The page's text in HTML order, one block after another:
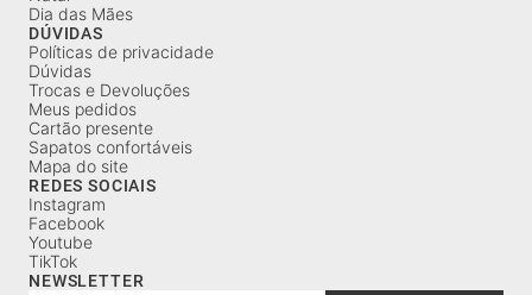
Dia das Mães
DÚVIDAS
Políticas de privacidade
Dúvidas
Trocas e Devoluções
Meus pedidos
Cartão presente
Sapatos confortáveis
Mapa do site
REDES SOCIAIS
Instagram
Facebook
Youtube
TikTok
NEWSLETTER